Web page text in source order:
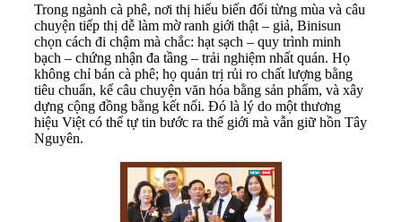
Trong ngành cà phê, nơi thị hiếu biến đổi từng mùa và câu
chuyện tiếp thị dễ làm mờ ranh giới thật – giả, Binisun
chọn cách đi chậm mà chắc: hạt sạch – quy trình minh
bạch – chứng nhận đa tầng – trải nghiệm nhất quán. Họ
không chỉ bán cà phê; họ quản trị rủi ro chất lượng bằng
tiêu chuẩn, kể câu chuyện văn hóa bằng sản phẩm, và xây
dựng cộng đồng bằng kết nối. Đó là lý do một thương
hiệu Việt có thể tự tin bước ra thế giới mà vẫn giữ hồn Tây
Nguyên.